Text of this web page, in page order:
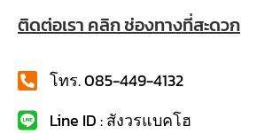
ติดต่อเรา คลิก ช่องทางที่สะดวก
โทร. 085-449-4132
Line ID : สังวรแบคโฮ